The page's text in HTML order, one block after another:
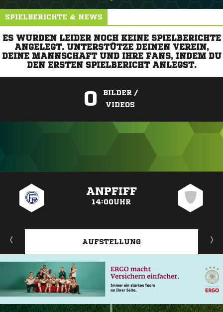
SPIELBERICHTE & NEWS
ES WURDEN LEIDER NOCH KEINE SPIELBERICHTE
ANGELEGT. UNTERSTÜTZE DEINEN VEREIN,
DEINE MANNSCHAFT UND IHRE FANS, INDEM DU
DEN ERSTEN SPIELBERICHT ANLEGST.
0
BILDER /
VIDEOS
ANPFIFF
14:00UHR
AUFSTELLUNG